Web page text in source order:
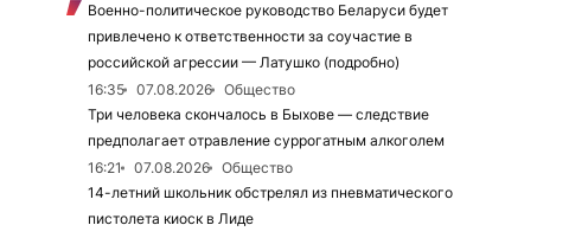
Военно-политическое руководство Беларуси будет
привлечено к ответственности за соучастие в
российской агрессии — Латушко (подробно)
16:35
07.08.2026
Общество
Три человека скончалось в Быхове — следствие
предполагает отравление суррогатным алкоголем
16:21
07.08.2026
Общество
14-летний школьник обстрелял из пневматического
пистолета киоск в Лиде